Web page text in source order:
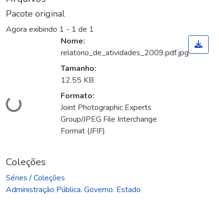
Pacote original
Agora exibindo 1 - 1 de 1
Carregando...
Nome:
relatorio_de_atividades_2009.pdf.jpg
Tamanho:
12.55 KB
Formato:
Joint Photographic Experts
Group/JPEG File Interchange
Format (JFIF)
Coleções
Séries / Coleções
Administração Pública. Governo. Estado